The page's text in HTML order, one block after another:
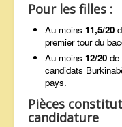
Pour les filles :
Au moins 11,5/20
premier tour du
Au moins 12/20 de
candidats
pays.
Pièces
candidature